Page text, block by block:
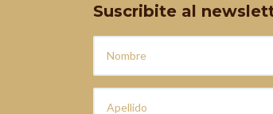
Suscribite al